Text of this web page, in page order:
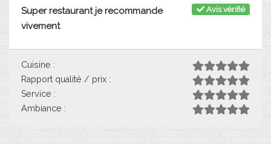
Avis vérifié
Super restaurant je recommande
vivement
Cuisine :
Rapport qualité / prix :
Service :
Ambiance :